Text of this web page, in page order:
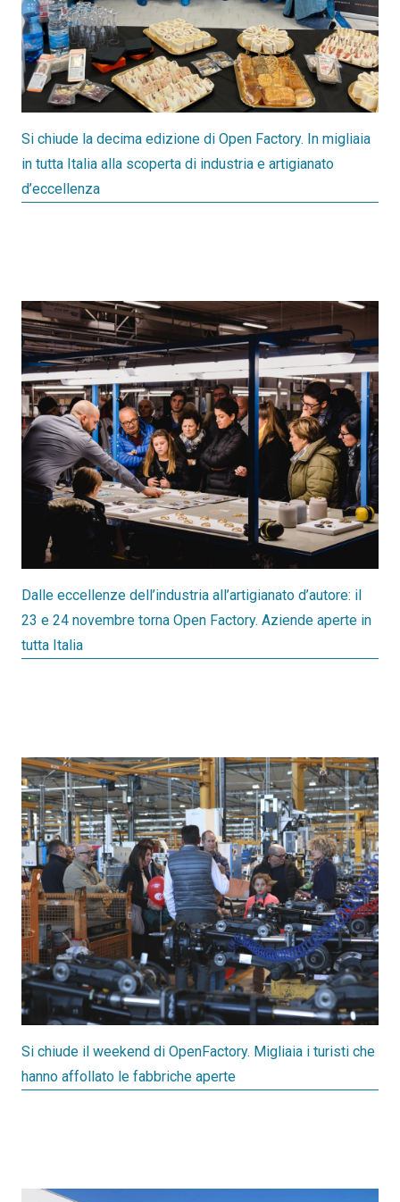
Si chiude la decima edizione di Open Factory. In migliaia
in tutta Italia alla scoperta di industria e artigianato
d’eccellenza
Dalle eccellenze dell’industria all’artigianato d’autore: il
23 e 24 novembre torna Open Factory. Aziende aperte in
tutta Italia
Si chiude il weekend di OpenFactory. Migliaia i turisti che
hanno affollato le fabbriche aperte